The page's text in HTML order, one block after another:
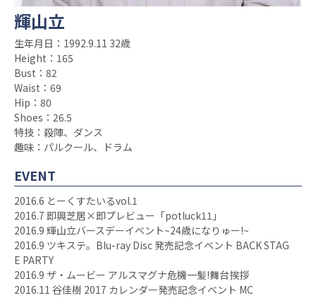
輝山立
生年月日：1992.9.11 32歳
Height：165
Bust：82
Waist：69
Hip：80
Shoes：26.5
特技：殺陣、ダンス
趣味：パルクール、ドラム
EVENT
2016.6 とーくすたいるvol.1
2016.7 即興芝居×即プレビュー「potluck11」
2016.9 輝山立バースデーイベント~24歳になりゅー!~
2016.9 ツキステ。Blu-ray Disc 発売記念イベント BACK STAG
E PARTY
2016.9 ザ・ムービー アルスマグナ危機一髪!舞台挨拶
2016.11 谷佳樹 2017 カレンダー発売記念イベント MC